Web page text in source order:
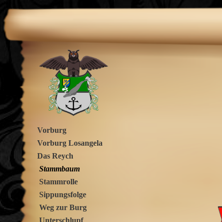
Vorburg
Vorburg Losangela
Das Reych
Stammbaum
Stammrolle
Sippungsfolge
Weg zur Burg
Unterschlupf